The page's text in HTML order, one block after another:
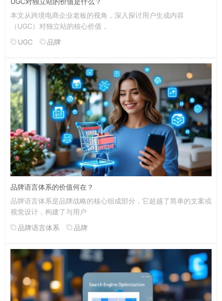
本文从跨境电商企业老板的视角，深入探讨用户生成内容
（UGC）对独立站的核心价值，
UGC
品牌
品牌语言体系的价值何在？
品牌语言体系是品牌战略的核心组成部分，它超越了简单的文案或
视觉设计，构建了与用户
品牌语言体系
品牌